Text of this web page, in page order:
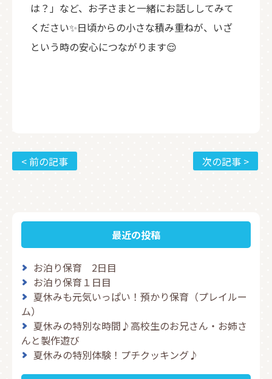
は？」など、お子さまと一緒にお話ししてみて
ください✨日頃からの小さな積み重ねが、いざ
という時の安心につながります😌
< 前の記事 次の記事 >
最近の投稿
お泊り保育 2日目
お泊り保育１日目
夏休みも元気いっぱい！預かり保育（プレイルー
ム）
夏休みの特別な時間♪高校生のお兄さん・お姉さ
んと製作遊び
夏休みの特別体験！プチクッキング♪